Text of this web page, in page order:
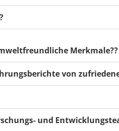
Merkmale??
von
und